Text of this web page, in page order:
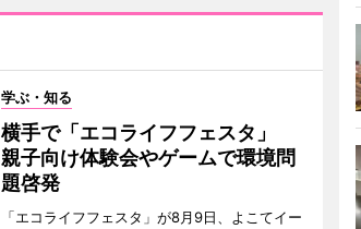
学ぶ・知る
横手で「エコライフフェスタ」
親子向け体験会やゲームで環境問
題啓発
「エコライフフェスタ」が8月9日、よこてイー